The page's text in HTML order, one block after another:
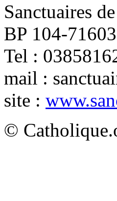
Sanctuaires
BP 104-
Tel :
mail :
site :
©